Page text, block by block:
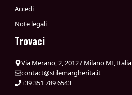
Accedi
Note legali
Trovaci
Via Merano, 2, 20127 Milano MI, Italia
contact@stilemargherita.it
+39 351 789 6543